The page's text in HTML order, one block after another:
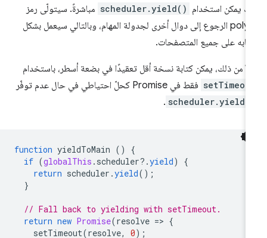
يمكن استخدام scheduler.yield() مباشرةً. سيتولّى رمز
polyfill الرجوع إلى دوال أخرى لجدولة المهام، وبالتالي سيعمل بشكل
على جميع المتصفحات.
من ذلك، يمكن كتابة نسخة أقل تعقيدًا في بضعة أسطر، باستخدام
فقط في Promise كحلّ احتياطي في حال عدم توفّر
.
function yieldToMain ()
if (globalThis.scheduler?.yield
return scheduler.yield
// Fall back to yielding with setTimeout.
return
new Promise(resolve =
setTimeout(resolve,